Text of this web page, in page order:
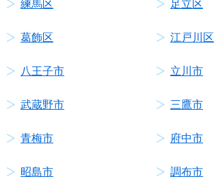
練馬区 足立区
葛飾区 江戸川区
八王子市 立川市
武蔵野市 三鷹市
青梅市 府中市
昭島市 調布市